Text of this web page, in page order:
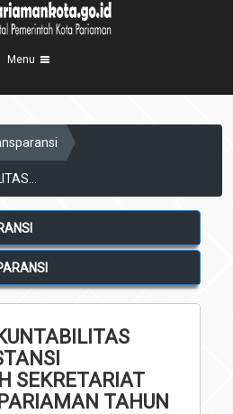
Menu
Kota
Visi Misi
Sejarah
Eksekutif
Legislatif
Daerah
Daerah
Kecamatan
Desa
Kelurahan
Kota
Informasi
Layanan
Agenda
SEKRETARIAT
TAHUN